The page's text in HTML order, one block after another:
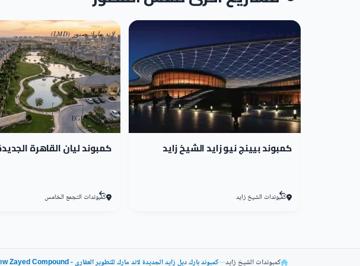
يمكنك الآن الحصول على الوحدة السكنية التي تحلم بها في كمبوند بارك
تناسب احتياجاتك وذلك على النحو التالي:
تبدأ مساحة فلل التاون هاوس في كمبوند بارك ديل زايد الجديدة من 262 متر مربع.
أهم مميزات كمبوند بارك ديل زايد الجديدة
بمجرد امتلاكك وحدة سكنية في كمبوند بارك ديل زايد الجديدة فقد أتتك
الجديدة، والتي يصعب مقارنتها مع أي كمبوند آخر؛ فلا داعي للتفكير،
الراحة للسكان والشعور بالاستمتاع.
12,136,000 EGP
كمبوند بيينج نيو زايد الشيخ زايد
كمبوندات الشيخ زايد
لاند مارك صبور (LMD)
6,414,000 EGP
كمبوند ليان القاهرة
كمبوندات التجمع الخامس
كمبوندات الشيخ زايد—كمبوند بارك ديل زايد الجديدة لاند مارك للتطوير العقاري - Parkdale New Zayed Compound